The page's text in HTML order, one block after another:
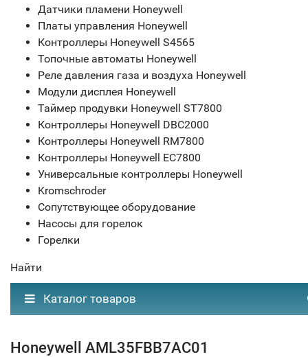
Датчики пламени Honeywell
Платы управления Honeywell
Контроллеры Honeywell S4565
Топочные автоматы Honeywell
Реле давления газа и воздуха Honeywell
Модули дисплея Honeywell
Таймер продувки Honeywell ST7800
Контроллеры Honeywell DBC2000
Контроллеры Honeywell RM7800
Контроллеры Honeywell EC7800
Универсальные контроллеры Honeywell
Kromschroder
Сопутствующее оборудование
Насосы для горелок
Горелки
Найти
Каталог товаров
Honeywell AML35FBB7AC01